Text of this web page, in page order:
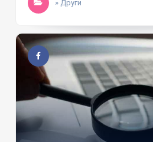
» Други